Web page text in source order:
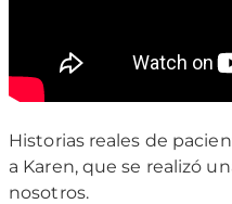
Historias reales de
a Karen, que se realizó
nosotros.